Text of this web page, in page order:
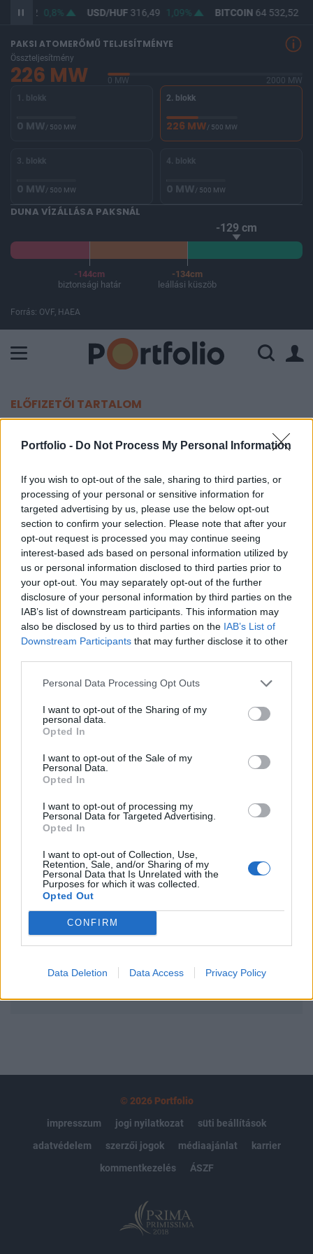
Portfolio - Do Not Process My Personal Information
If you wish to opt-out of the sale, sharing to third parties, or
processing of your personal or sensitive information for
targeted advertising by us, please use the below opt-out
section to confirm your selection. Please note that after your
opt-out request is processed you may continue seeing
interest-based ads based on personal information utilized by
us or personal information disclosed to third parties prior to
your opt-out. You may separately opt-out of the further
disclosure of your personal information by third parties on the
IAB’s list of downstream participants. This information may
also be disclosed by us to third parties on the IAB’s List of
Downstream Participants that may further disclose it to other
Personal Data Processing Opt Outs
I want to opt-out of the Sharing of my
personal data.
Opted In
I want to opt-out of the Sale of my
Personal Data.
Opted In
I want to opt-out of processing my
Personal Data for Targeted Advertising.
Opted In
I want to opt-out of Collection, Use,
Retention, Sale, and/or Sharing of my
Personal Data that Is Unrelated with the
Purposes for which it was collected.
Opted Out
CONFIRM
Data Deletion Data Access Privacy Policy
364,62 0,8% USD/HUF316,49 1,09% BITCOIN64 532,52
PAKSI ATOMERŐMŰ TELJESÍTMÉNYE
Összteljesítmény
226 MW 0 MW
2000 MW
1. blokk
0 MW/ 500 MW
2. blokk
226 MW/ 500 MW
3. blokk
0 MW/ 500 MW
4. blokk
0 MW/ 500 MW
DUNA VÍZÁLLÁSA PAKSNÁL
-129 cm
-144cm
biztonsági határ
-134cm
leállási küszöb
Forrás: OVF, HAEA
ELŐFIZETŐI TARTALOM
Tisza-kormány: vagyonadó, titkos
tábor és a körvonalazódó átfogó
változások
Portfolio
2026. június 14. 14:19
Kármán András pénzügyminiszter a vagyonadóról
beszélt, míg Magyar Péter miniszterelnök a
korábbi kormányzat tervezett táboráról osztott
meg további részleteket egy Facebook-videóban.
kereskedelmi hírcsatorna politikai műsorában több más
belpolitikai téma mellett a szlovák-magyar kapcsolatok
időszerűségeire is kitért...
KEDVES OLVASÓNK!
tartozik, melynek olvasása előfizetéses
regisztrációhoz kötött.
Az előfizetés a következőket tartalmazza:
Portfolio.hu teljes cikkarchívum
Kötéslisták: BÉT elmúlt 2 év napon belüli
kötéslistái
© 2026 Portfolio
impresszum
jogi nyilatkozat
süti beállítások
adatvédelem
szerzői jogok médiaajánlat
karrier
kommentkezelés
ÁSZF